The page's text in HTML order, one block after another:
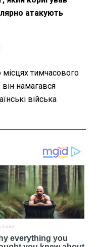
атакують
тимчасового
намагався
війська